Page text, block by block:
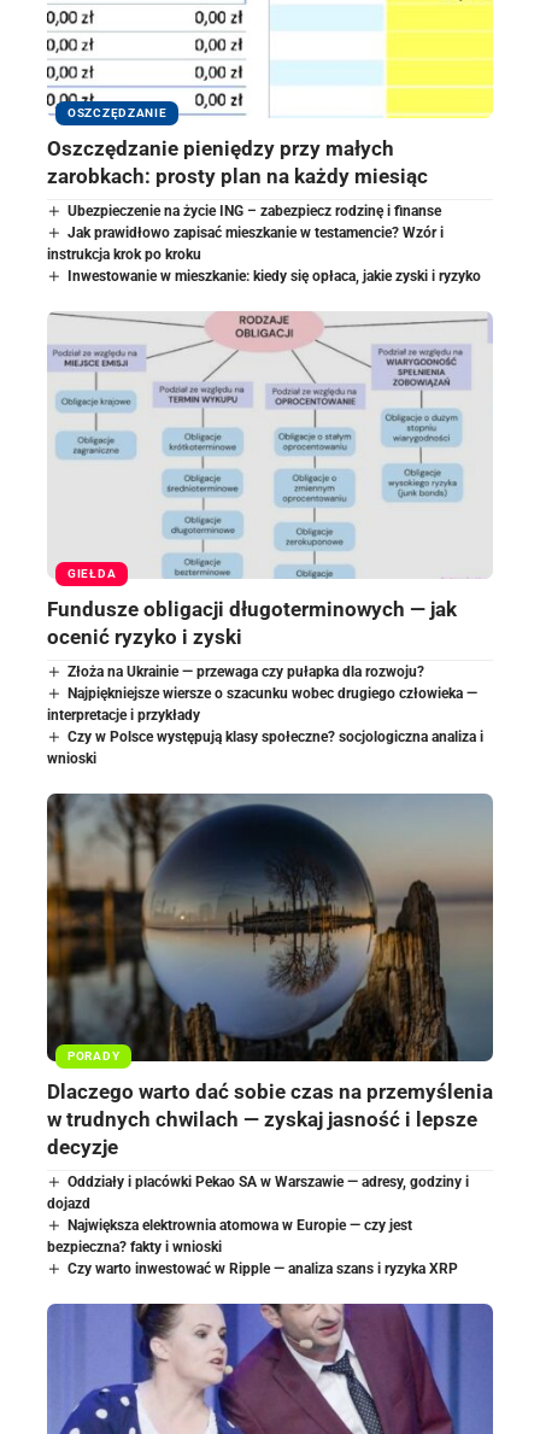
OSZCZĘDZANIE
Oszczędzanie pieniędzy przy małych
zarobkach: prosty plan na każdy miesiąc
Ubezpieczenie na życie ING – zabezpiecz rodzinę i finanse
Jak prawidłowo zapisać mieszkanie w testamencie? Wzór i
instrukcja krok po kroku
Inwestowanie w mieszkanie: kiedy się opłaca, jakie zyski i ryzyko
GIEŁDA
Fundusze obligacji długoterminowych — jak
ocenić ryzyko i zyski
Złoża na Ukrainie — przewaga czy pułapka dla rozwoju?
Najpiękniejsze wiersze o szacunku wobec drugiego człowieka —
interpretacje i przykłady
Czy w Polsce występują klasy społeczne? socjologiczna analiza i
wnioski
PORADY
Dlaczego warto dać sobie czas na przemyślenia
w trudnych chwilach — zyskaj jasność i lepsze
decyzje
Oddziały i placówki Pekao SA w Warszawie — adresy, godziny i
dojazd
Największa elektrownia atomowa w Europie — czy jest
bezpieczna? fakty i wnioski
Czy warto inwestować w Ripple — analiza szans i ryzyka XRP